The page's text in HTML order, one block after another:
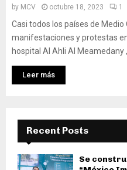
by MCV octubre 18, 2023 1
Casi todos los países de
manifestaciones y protestas
hospital Al Ahli Al Meamedany ,
Leer más
Recent Posts
Se